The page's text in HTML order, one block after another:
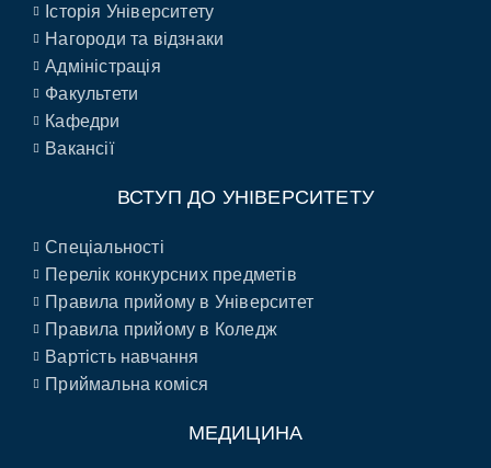
Історія Університету
Нагороди та відзнаки
Адміністрація
Факультети
Кафедри
Вакансії
ВСТУП ДО УНІВЕРСИТЕТУ
Спеціальності
Перелік конкурсних предметів
Правила прийому в Університет
Правила прийому в Коледж
Вартість навчання
Приймальна коміся
МЕДИЦИНА